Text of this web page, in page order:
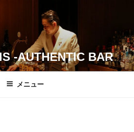
-AUTHENTIC BAR
メニュー